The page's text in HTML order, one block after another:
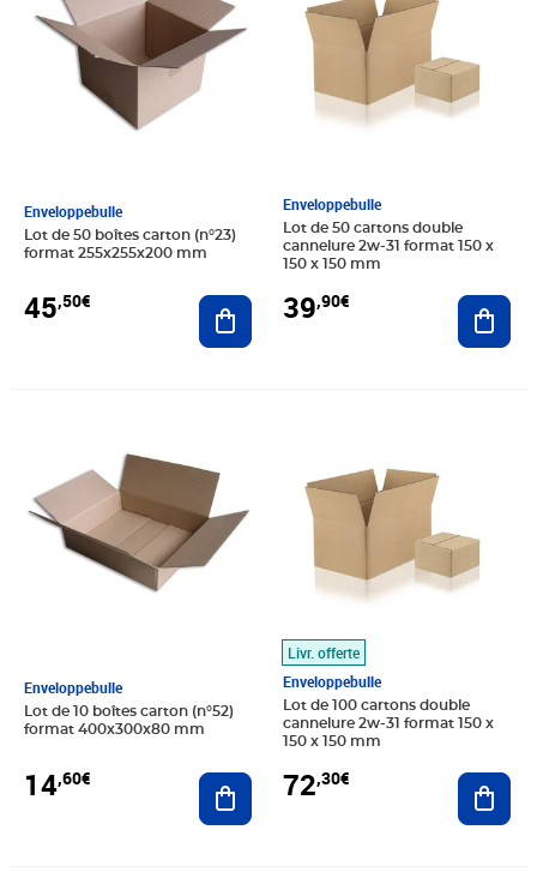
Enveloppebulle
Lot de 50 boîtes carton (n°23)
format 255x255x200 mm
45,50€ Ajouter au panier
Enveloppebulle
Lot de 50 cartons double
cannelure 2w-31 format 150 x
150 x 150 mm
39,90€
Enveloppebulle
Lot de 10 boîtes carton (n°52)
format 400x300x80 mm
14,60€ Ajouter au panier
Livr. offerte
Enveloppebulle
Lot de 100 cartons double
cannelure 2w-31 format 150 x
150 x 150 mm
72,30€